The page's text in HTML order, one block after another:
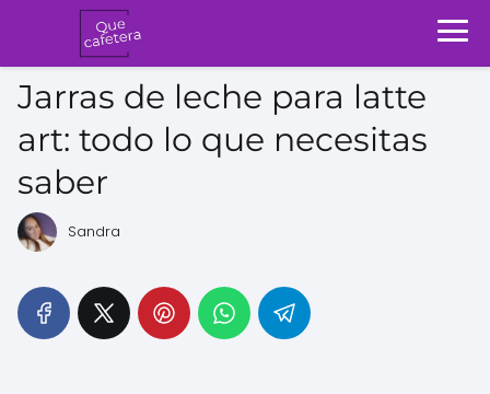
Jarras de leche para latte
art: todo lo que necesitas
saber
Sandra